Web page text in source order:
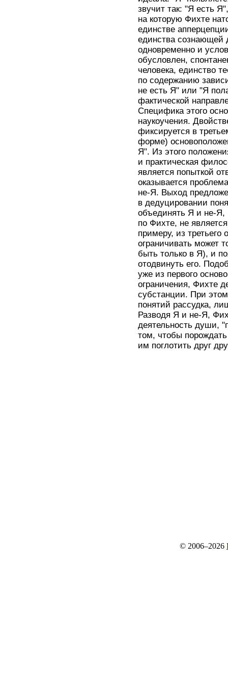
звучит так: "Я есть
на которую Фихте
единстве
единства сознающей
одновременно и
обусловлен,
человека, единство
по содержанию
не есть Я" или "Я
фактической
Специфика этого
наукоучения.
фиксируется в
форме)
Я". Из этого
и практическая
является попыткой
оказывается
не-Я. Выход
в дедуцировании
объединять Я и не-Я,
по Фихте, не
примеру, из третьего
ограничивать может
быть только в Я), и
отодвинуть его.
уже из первого
ограничения, Фихте
субстанции. При
понятий рассудка,
Разводя Я и не-Я,
деятельность души,
том, чтобы
им поглотить друг
© 2006–2026